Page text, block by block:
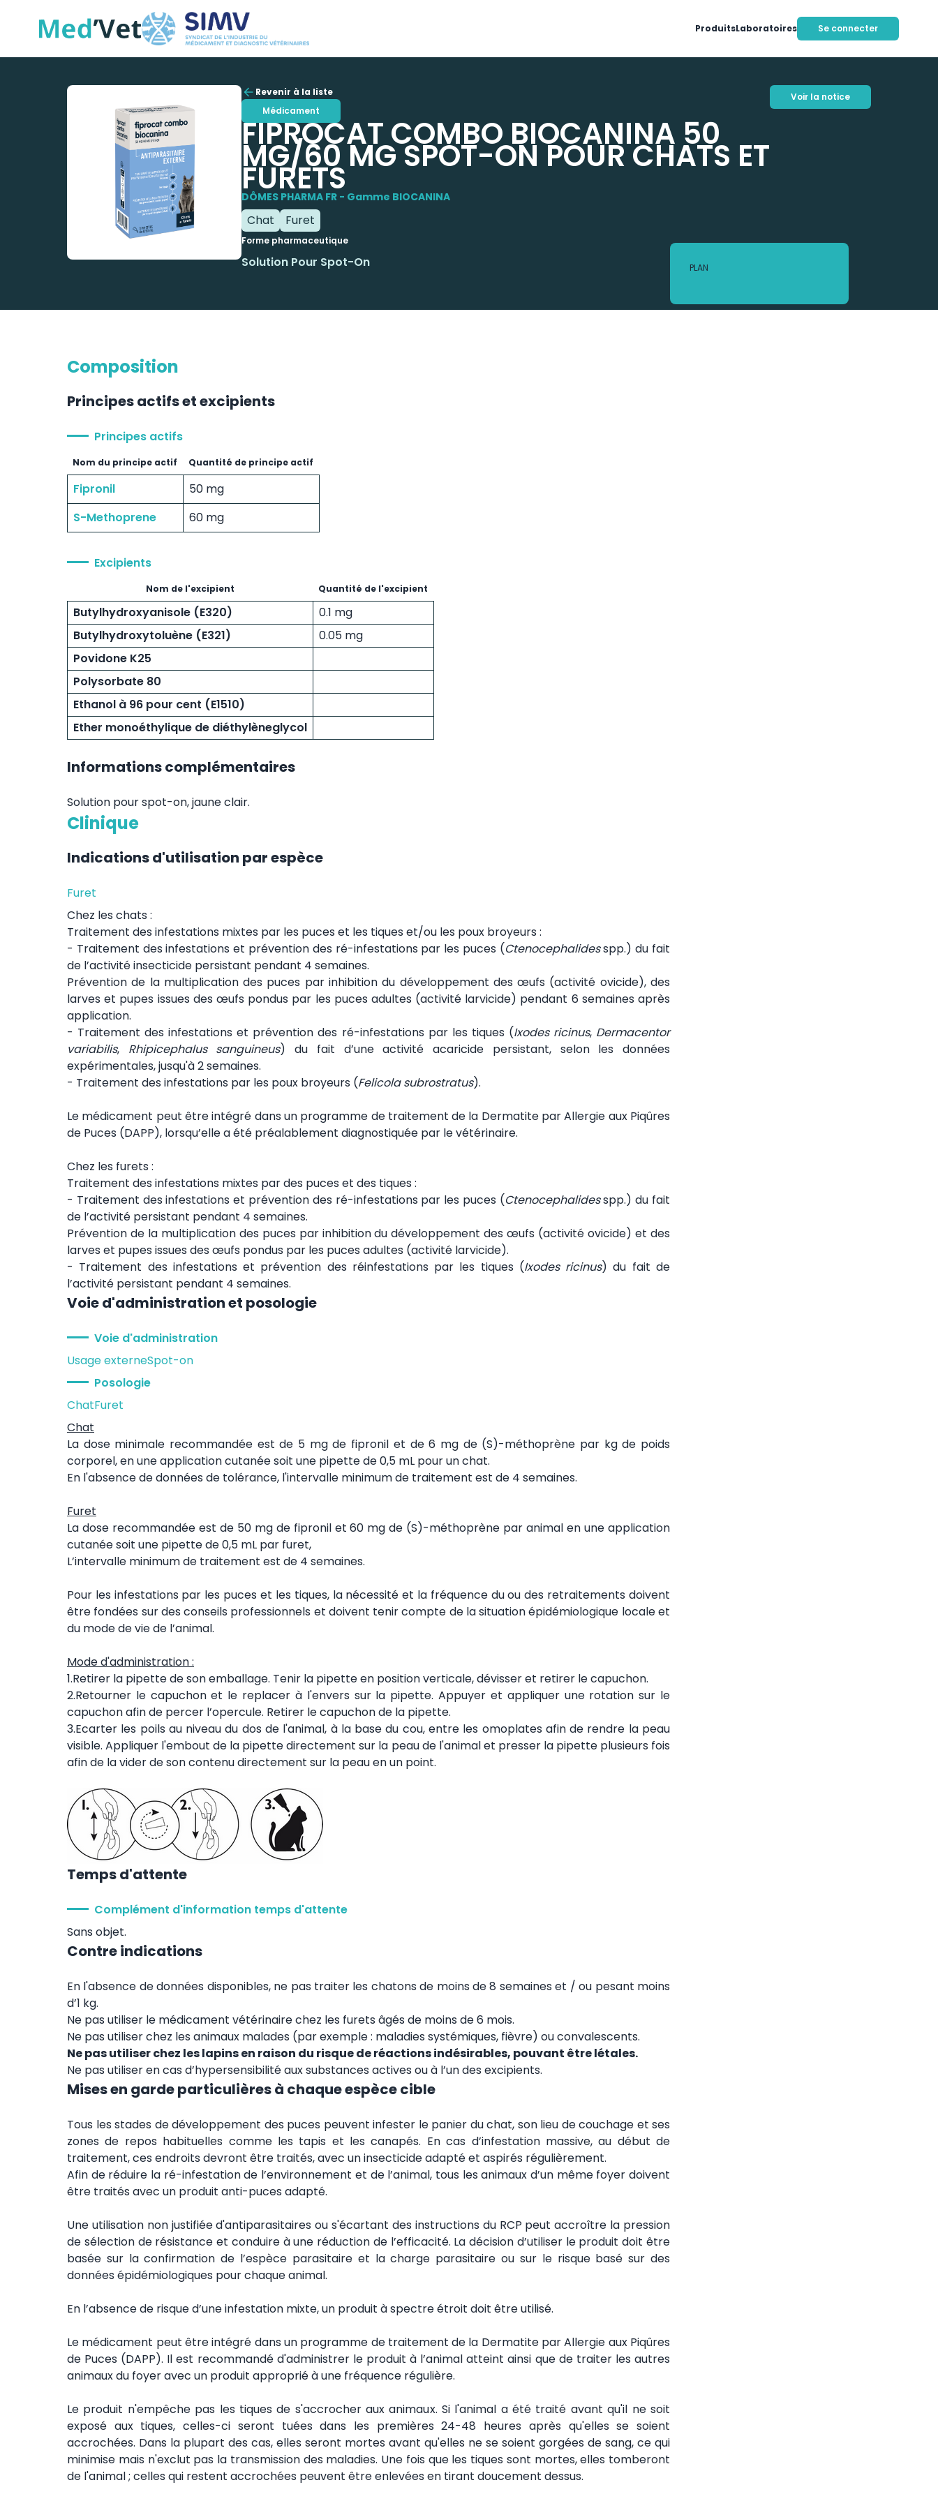
ProduitsLaboratoires Se connecter
Revenir à la liste
Médicament
FIPROCAT COMBO BIOCANINA 50
MG/60 MG SPOT-ON POUR CHATS ET
FURETS
DÔMES PHARMA FR - Gamme BIOCANINA
Chat Furet
Forme pharmaceutique
Solution Pour Spot-On
Voir la notice
Composition
Principes actifs et excipients
Principes actifs
Nom du principe actif Quantité de principe actif
Fipronil
50 mg
S-Methoprene
60 mg
Excipients
Nom de l'excipient Quantité de l'excipient
Butylhydroxyanisole (E320)
0.1 mg
Butylhydroxytoluène (E321)
0.05 mg
Povidone K25
Polysorbate 80
Ethanol à 96 pour cent (E1510)
Ether monoéthylique de diéthylèneglycol
Informations complémentaires
Solution pour spot-on, jaune clair.
Clinique
Indications d'utilisation par espèce
Furet
Chez les chats :
Traitement des infestations mixtes par les puces et les tiques et/ou les poux broyeurs :
- Traitement des infestations et prévention des ré-infestations par les puces (Ctenocephalidesspp.) du fait
de l’activité insecticide persistant pendant 4 semaines.
Prévention de la multiplication des puces par inhibition du développement des œufs (activité ovicide), des
larves et pupes issues des œufs pondus par les puces adultes (activité larvicide) pendant 6 semaines après
application.
- Traitement des infestations et prévention des ré-infestations par les tiques (Ixodes ricinus, Dermacentor
variabilis, Rhipicephalus sanguineus) du fait d’une activité acaricide persistant, selon les données
expérimentales, jusqu'à 2 semaines.
- Traitement des infestations par les poux broyeurs (Felicola subrostratus).
Le médicament peut être intégré dans un programme de traitement de la Dermatite par Allergie aux Piqûres
de Puces (DAPP), lorsqu’elle a été préalablement diagnostiquée par le vétérinaire.
Chez les furets :
Traitement des infestations mixtes par des puces et des tiques :
- Traitement des infestations et prévention des ré-infestations par les puces (Ctenocephalidesspp.) du fait
de l’activité persistant pendant 4 semaines.
Prévention de la multiplication des puces par inhibition du développement des œufs (activité ovicide) et des
larves et pupes issues des œufs pondus par les puces adultes (activité larvicide).
- Traitement des infestations et prévention des réinfestations par les tiques (Ixodes ricinus) du fait de
l’activité persistant pendant 4 semaines.
Voie d'administration et posologie
Voie d'administration
Usage externeSpot-on
Posologie
ChatFuret
Chat
La dose minimale recommandée est de 5 mg de fipronil et de 6 mg de (S)-méthoprène par kg de poids
corporel, en une application cutanée soit une pipette de 0,5 mL pour un chat.
En l'absence de données de tolérance, l'intervalle minimum de traitement est de 4 semaines.
Furet
La dose recommandée est de 50 mg de fipronil et 60 mg de (S)-méthoprène par animal en une application
cutanée soit une pipette de 0,5 mL par furet,
L’intervalle minimum de traitement est de 4 semaines.
Pour les infestations par les puces et les tiques, la nécessité et la fréquence du ou des retraitements doivent
être fondées sur des conseils professionnels et doivent tenir compte de la situation épidémiologique locale et
du mode de vie de l’animal.
Mode d'administration :
1.Retirer la pipette de son emballage. Tenir la pipette en position verticale, dévisser et retirer le capuchon.
2.Retourner le capuchon et le replacer à l'envers sur la pipette. Appuyer et appliquer une rotation sur le
capuchon afin de percer l’opercule. Retirer le capuchon de la pipette.
3.Ecarter les poils au niveau du dos de l'animal, à la base du cou, entre les omoplates afin de rendre la peau
visible. Appliquer l'embout de la pipette directement sur la peau de l'animal et presser la pipette plusieurs fois
afin de la vider de son contenu directement sur la peau en un point.
Temps d'attente
Complément d'information temps d'attente
Sans objet.
Contre indications
En l'absence de données disponibles, ne pas traiter les chatons de moins de 8 semaines et / ou pesant moins
d’1 kg.
Ne pas utiliser le médicament vétérinaire chez les furets âgés de moins de 6 mois.
Ne pas utiliser chez les animaux malades (par exemple : maladies systémiques, fièvre) ou convalescents.
Ne pas utiliser chez les lapins en raison du risque de réactions indésirables, pouvant être létales.
Ne pas utiliser en cas d’hypersensibilité aux substances actives ou à l’un des excipients.
Mises en garde particulières à chaque espèce cible
Tous les stades de développement des puces peuvent infester le panier du chat, son lieu de couchage et ses
zones de repos habituelles comme les tapis et les canapés. En cas d’infestation massive, au début de
traitement, ces endroits devront être traités, avec un insecticide adapté et aspirés régulièrement.
Afin de réduire la ré-infestation de l’environnement et de l’animal, tous les animaux d’un même foyer doivent
être traités avec un produit anti-puces adapté.
Une utilisation non justifiée d'antiparasitaires ou s'écartant des instructions du RCP peut accroître la pression
de sélection de résistance et conduire à une réduction de l’efficacité. La décision d’utiliser le produit doit être
basée sur la confirmation de l’espèce parasitaire et la charge parasitaire ou sur le risque basé sur des
données épidémiologiques pour chaque animal.
En l’absence de risque d’une infestation mixte, un produit à spectre étroit doit être utilisé.
Le médicament peut être intégré dans un programme de traitement de la Dermatite par Allergie aux Piqûres
de Puces (DAPP). Il est recommandé d'administrer le produit à l’animal atteint ainsi que de traiter les autres
animaux du foyer avec un produit approprié à une fréquence régulière.
Le produit n'empêche pas les tiques de s'accrocher aux animaux. Si l'animal a été traité avant qu'il ne soit
exposé aux tiques, celles-ci seront tuées dans les premières 24-48 heures après qu'elles se soient
accrochées. Dans la plupart des cas, elles seront mortes avant qu'elles ne se soient gorgées de sang, ce qui
minimise mais n'exclut pas la transmission des maladies. Une fois que les tiques sont mortes, elles tomberont
de l'animal ; celles qui restent accrochées peuvent être enlevées en tirant doucement dessus.
PLAN